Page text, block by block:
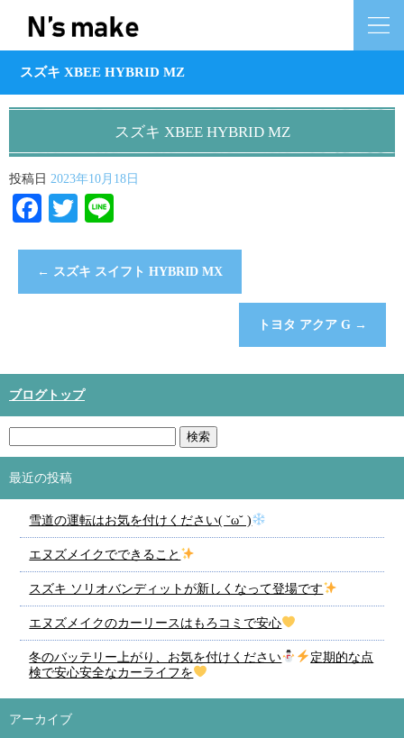
スズキ XBEE HYBRID MZ
スズキ XBEE HYBRID MZ
投稿日 2023年10月18日
Facebook
Twitter
← スズキ スイフト HYBRID MX
トヨタ アクア G →
ブログトップ
最近の投稿
雪道の運転はお気を付けください( ˘ω˘ )
エヌズメイクでできること
スズキ ソリオバンディットが新しくなって登場です
エヌズメイクのカーリースはもろコミで安心
冬のバッテリー上がり、お気を付けください
定期的な点
検で安心安全なカーライフを
アーカイブ